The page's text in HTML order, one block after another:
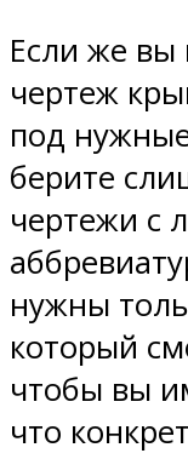
Если же
чертеж
под
берите
чертежи с
нужны
который
чтобы вы
что